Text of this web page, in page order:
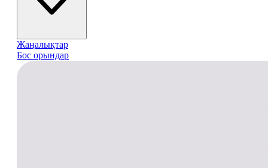
Жаңалықтар
Бос орындар